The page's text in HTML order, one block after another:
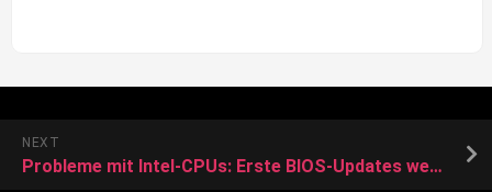
NEXT
Probleme mit Intel-CPUs: Erste BIOS-Updates werden ausgeliefert